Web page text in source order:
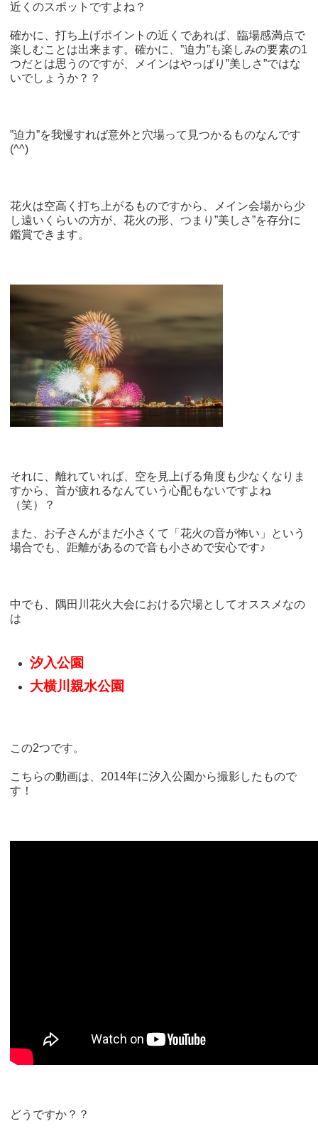
近くのスポットですよね？
確かに、打ち上げポイントの近くであれば、臨場感満点で
楽しむことは出来ます。確かに、”迫力”も楽しみの要素の1
つだとは思うのですが、メインはやっぱり”美しさ”ではな
いでしょうか？？
”迫力”を我慢すれば意外と穴場って見つかるものなんです
(^^)
花火は空高く打ち上がるものですから、メイン会場から少
し遠いくらいの方が、花火の形、つまり”美しさ”を存分に
鑑賞できます。
それに、離れていれば、空を見上げる角度も少なくなりま
すから、首が疲れるなんていう心配もないですよね
（笑）？
また、お子さんがまだ小さくて「花火の音が怖い」という
場合でも、距離があるので音も小さめで安心です♪
中でも、隅田川花火大会における穴場としてオススメなの
は
汐入公園
大横川親水公園
この2つです。
こちらの動画は、2014年に汐入公園から撮影したもので
す！
どうですか？？